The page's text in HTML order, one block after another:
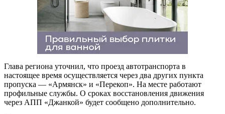
Глава региона уточнил, что проезд автотранспорта в
настоящее время осуществляется через два других пункта
пропуска — «Армянск» и «Перекоп». На месте работают
профильные службы. О сроках восстановления движения
через АПП «Джанкой» будет сообщено дополнительно.